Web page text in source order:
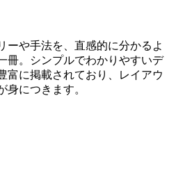
ーや手法を、直感的に分かるよ
冊。シンプルでわかりやすいデ
富に掲載されており、レイアウ
身につきます。